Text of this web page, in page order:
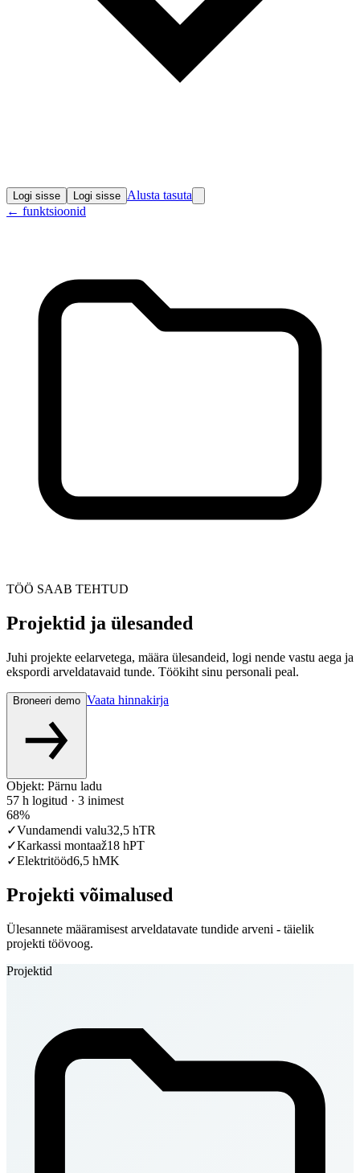
Logi sisse Logi sisse Alusta tasuta
← funktsioonid
TÖÖ SAAB TEHTUD
Projektid ja ülesanded
Juhi projekte eelarvetega, määra ülesandeid, logi nende vastu aega ja
ekspordi arveldatavaid tunde. Töökiht sinu personali peal.
Broneeri demo Vaata hinnakirja
Objekt: Pärnu ladu
57 h logitud · 3 inimest
68%
✓Vundamendi valu32,5 hTR
✓Karkassi montaaž18 hPT
✓Elektritööd6,5 hMK
Projekti võimalused
Ülesannete määramisest arveldatavate tundide arveni - täielik
projekti töövoog.
Projektid